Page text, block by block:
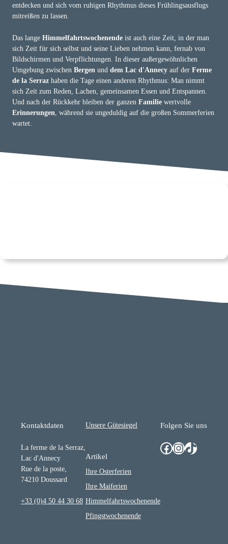
entdecken und sich vom ruhigen Rhythmus dieses Frühlingsausflugs
mitreißen zu lassen.
Das lange Himmelfahrtswochenende ist auch eine Zeit, in der man
sich Zeit für sich selbst und seine Lieben nehmen kann, fernab von
Bildschirmen und Verpflichtungen. In dieser außergewöhnlichen
Umgebung zwischen Bergen und dem Lac d'Annecy auf der Ferme
de la Serraz haben die Tage einen anderen Rhythmus: Man nimmt
sich Zeit zum Reden, Lachen, gemeinsamen Essen und Entspannen.
Und nach der Rückkehr bleiben der ganzen Familie wertvolle
Erinnerungen , während sie ungeduldig auf die großen Sommerferien
wartet.
Kontaktdaten
La ferme de la Serraz,
Lac d'Annecy
Rue de la poste,
74210 Doussard
+33 (0)4 50 44 30 68
Unsere Gütesiegel
Artikel
Ihre Osterferien
Ihre Maiferien
Himmelfahrtswochenende
Pfingstwochenende
Folgen Sie uns
Facebook InstagramTikTok